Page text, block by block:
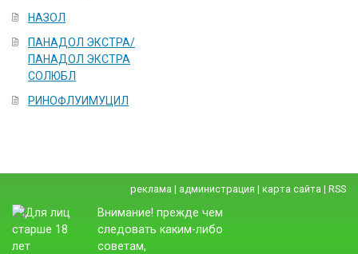
НАЗОЛ
ПАНАДОЛ ЭКСТРА/
ПАНАДОЛ ЭКСТРА
СОЛЮБЛ
РИНОФЛУИМУЦИЛ
реклама | администрация | карта сайта | RSS
Внимание! прежде чем
следовать каким-либо
советам,